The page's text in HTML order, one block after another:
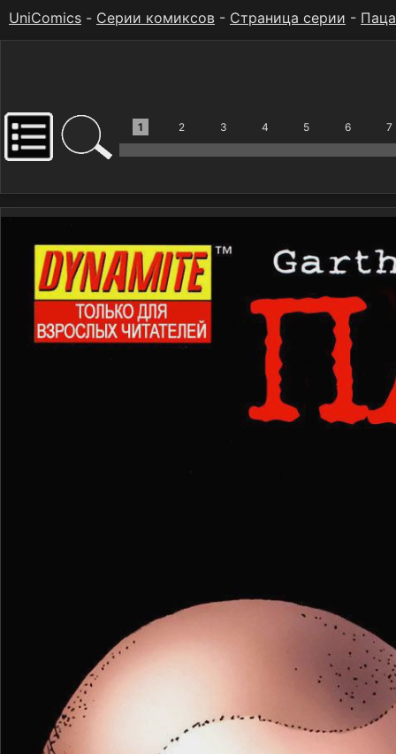
UniComics - Серии комиксов - Страница серии -
1 2 3 4 5 6 7